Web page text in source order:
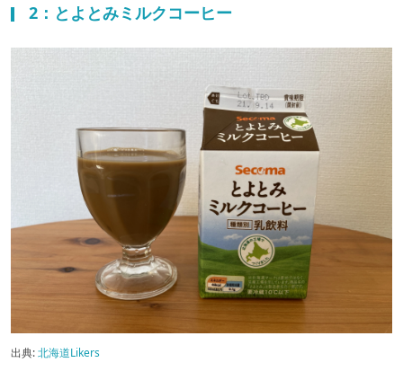
2：とよとみミルクコーヒー
出典:北海道Likers